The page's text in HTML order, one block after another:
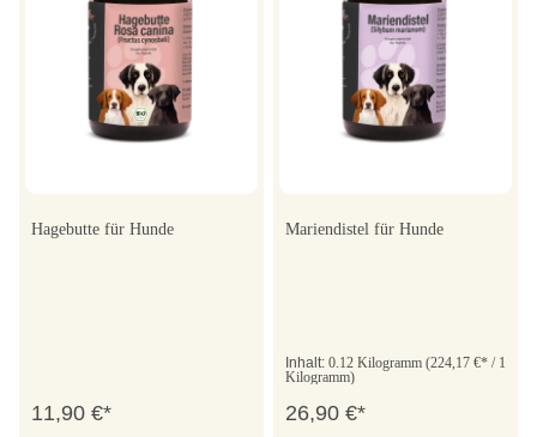
Hagebutte für Hunde
11,90 €*
Mariendistel für Hunde
Inhalt: 0.12 Kilogramm (224,17 €* / 1
Kilogramm)
26,90 €*